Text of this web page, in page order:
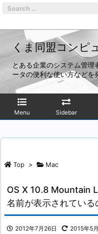
くま同盟コンピ
とある企業のシステム管
ータの便利な使い方などを
Menu Sidebar
Top > Mac
OS X 10.8 Mountain
名前が表示されている
2012年7月26日 2015年5